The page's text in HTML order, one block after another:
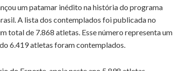
um patamar inédito na história do programa
A lista dos contemplados foi publicada no
total de 7.868 atletas. Esse número representa um
6.419 atletas foram contemplados.